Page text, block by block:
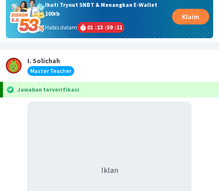
Ikuti Tryout SNBT & Menangkan E-Wallet
100rb
Habis dalam
01 :13 :59 :11
Klaim
I. Solichah
Master Teacher
Jawaban terverifikasi
Iklan